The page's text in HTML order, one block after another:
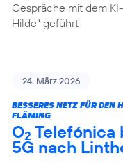
Gespräche mit dem
Hilde“ geführt
24. März 2026
BESSERES NETZ FÜR DEN
FLÄMING
O2 Telefónica
5G nach